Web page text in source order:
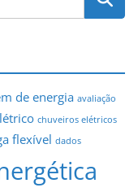
de energia avaliação
chuveiros elétricos
flexível dados